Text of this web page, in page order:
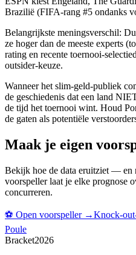
Brazilië (FIFA-rang #5 ondanks
Belangrijkste meningsverschil:
ze hoger dan de meeste experts
rating en recente toernooi-
outsider-keuze.
Wanneer het slim-geld-publiek
de geschiedenis dat een land
de tijd het toernooi wint. Houd
de gaten als potentiële
Maak je eigen
Bekijk hoe de data eruitziet — en
voorspeller laat je elke prognose
concurreren.
⚽ Open voorspeller→Knock-
Poule
Bracket2026